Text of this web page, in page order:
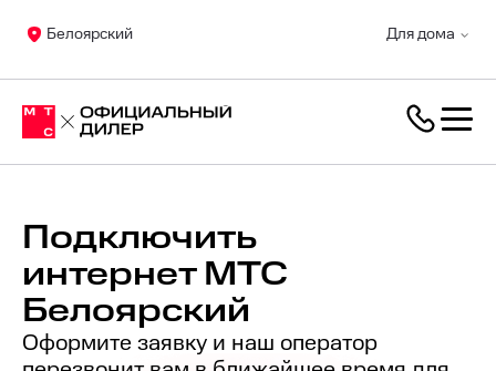
Для дома
Белоярский
Подключить
интернет МТС
Белоярский
Оформите заявку и наш оператор